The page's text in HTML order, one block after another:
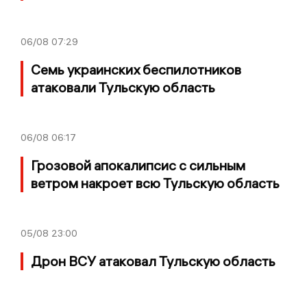
06/08 07:29
Семь украинских беспилотников
атаковали Тульскую область
06/08 06:17
Грозовой апокалипсис с сильным
ветром накроет всю Тульскую область
05/08 23:00
Дрон ВСУ атаковал Тульскую область